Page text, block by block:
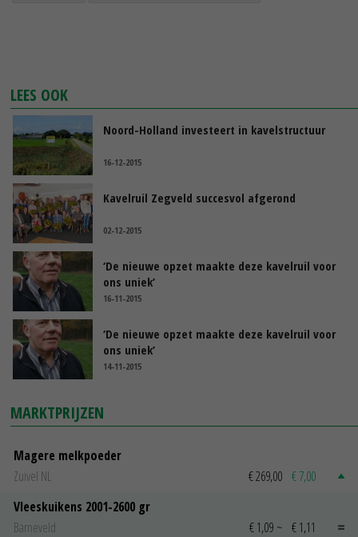
LEES OOK
Noord-Holland investeert in kavelstructuur
16-12-2015
Kavelruil Zegveld succesvol afgerond
02-12-2015
‘De nieuwe opzet maakte deze kavelruil voor
ons uniek’
16-11-2015
‘De nieuwe opzet maakte deze kavelruil voor
ons uniek’
14-11-2015
MARKTPRIJZEN
Magere melkpoeder
Zuivel NL
€ 269,00 € 7,00
Vleeskuikens 2001-2600 gr
Barneveld
€ 1,09 ~ € 1,11